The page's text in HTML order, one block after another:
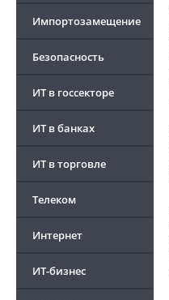
Импортозамещение
Безопасность
ИТ в госсекторе
ИТ в банках
ИТ в торговле
Телеком
Интернет
ИТ-бизнес